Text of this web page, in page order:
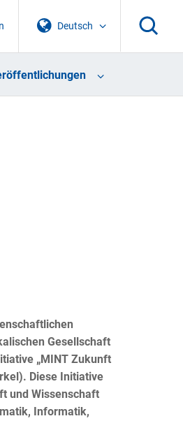
Deutsch
Gesellschaft
„MINT Zukunft
Diese Initiative
und Wissenschaft
Informatik,